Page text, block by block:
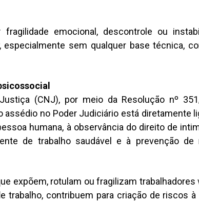
emocional, descontrole ou
especialmente sem qualquer base técnica,
(CNJ), por meio da Resolução nº
assédio no Poder Judiciário está diretamente
humana, à observância do direito de
de trabalho saudável e à prevenção de
expõem, rotulam ou fragilizam trabalhadores
trabalho, contribuem para criação de riscos à